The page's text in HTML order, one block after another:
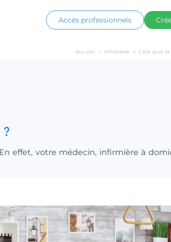
Accès professionnels
Accueil > infirmiere > C'est quoi
?
effet, votre médecin, infirmière à